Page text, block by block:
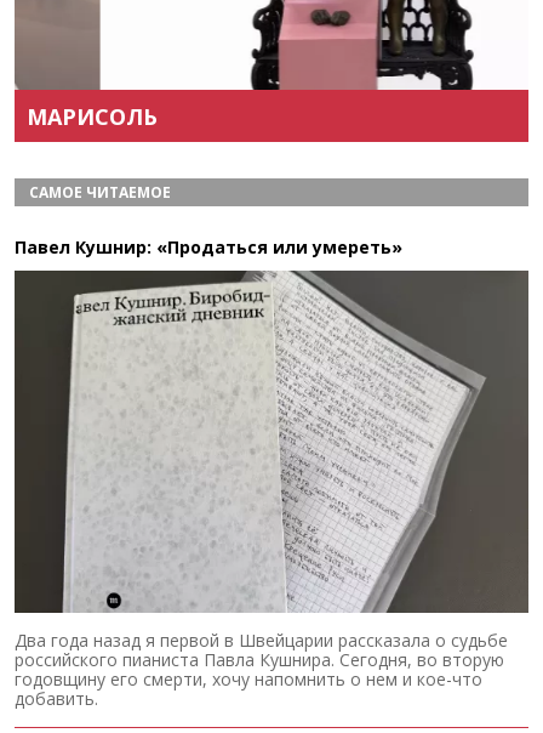
МАРИСОЛЬ
САМОЕ ЧИТАЕМОЕ
Павел Кушнир: «Продаться или умереть»
Два года назад я первой в Швейцарии рассказала о судьбе
российского пианиста Павла Кушнира. Сегодня, во вторую
годовщину его смерти, хочу напомнить о нем и кое-что
добавить.